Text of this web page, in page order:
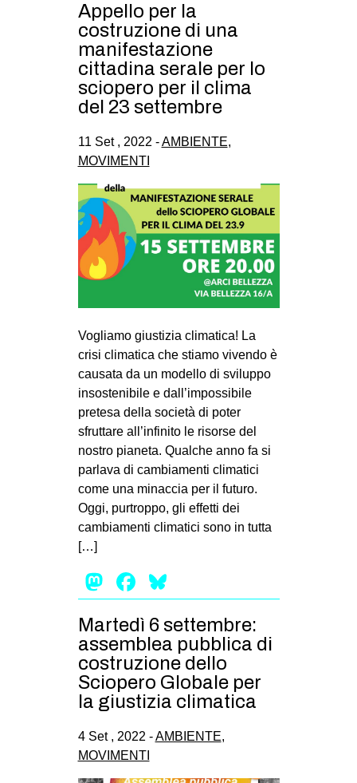
REPRESSIONE
STUDENTI
CULTURE
ARTE
CINEMA
MANIFESTI
MUSICA
RECENSIONI
INTERNAZIONALE
AMERICHE
ESTREMO ORIENTE
EUROPA
MEDIO ORIENTE
MONDO
EVENTI
ms
SEARCH
Appello per la
costruzione di una
manifestazione
cittadina serale per lo
sciopero per il clima
del 23 settembre
11 Set , 2022 -AMBIENTE,
MOVIMENTI
Vogliamo giustizia climatica! La
crisi climatica che stiamo vivendo è
causata da un modello di sviluppo
insostenibile e dall’impossibile
pretesa della società di poter
sfruttare all’infinito le risorse del
nostro pianeta. Qualche anno fa si
parlava di cambiamenti climatici
come una minaccia per il futuro.
Oggi, purtroppo, gli effetti dei
cambiamenti climatici sono in tutta
[…]
Mastodon
Facebook
Martedì 6 settembre:
assemblea pubblica di
costruzione dello
Sciopero Globale per
la giustizia climatica
4 Set , 2022 -AMBIENTE,
MOVIMENTI